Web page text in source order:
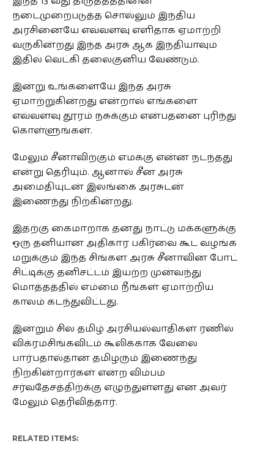
நடைமுறைபடுத்த சொல்லும் இந்திய
அரசினையே எவ்வளவு எளிதாக ஏமாற்றி
வருகின்றது இந்த அரசு ஆக இந்தியாவும்
இதில் வெட்கி தலைகுனிய வேண்டும்.
இன்று உங்களையே இந்த அரசு
ஏமாற்றுகின்றது என்றால் எங்களை
எவ்வளவு தூரம் நசுக்கும் என்பதனை புரிந்து
கொள்ளுங்கள்.
மேலும் சீனாவிற்கும் எமக்கு என்ன நடந்தது
என்று தெரியும். ஆனால் சீன அரசு
அமைதியுடன் இலங்கை அரசுடன்
இணைந்து நிற்கின்றது.
இதற்கு கைமாறாக தனது நாட்டு மக்களுக்கு
ஒரு தனியான அதிகார பகிர்வை கூட வழங்க
மறுக்கும் இந்த சிங்கள அரசு சீனாவின் போட்
சிட்டிக்கு தனிசட்டம் இயற்ற முன்வந்து
மொத்தத்தில் எம்மை நீங்கள் ஏமாற்றிய
காலம் கடந்துவிட்டது.
இன்றும் சில தமிழ் அரசியல்வாதிகள் ரணில்
விக்ரமசிங்கவிடம் கூலிக்காக வேலை
பார்பதால்தான் தமிழரும் இணைந்து
நிற்கின்றார்கள் என்ற விம்பம்
சர்வதேசத்திற்க்கு எழுந்துள்ளது என அவர்
மேலும் தெரிவித்தார்.
RELATED ITEMS: